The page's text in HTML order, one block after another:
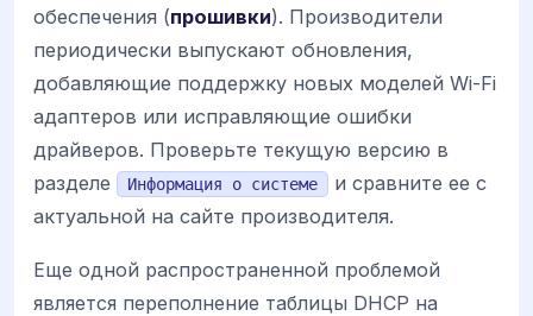
обеспечения (прошивки). Производители
периодически выпускают обновления,
добавляющие поддержку новых моделей Wi-Fi
адаптеров или исправляющие ошибки
драйверов. Проверьте текущую версию в
разделе
Информация о системе
и сравните ее с
актуальной на сайте производителя.
Еще одной распространенной проблемой
является переполнение таблицы DHCP на